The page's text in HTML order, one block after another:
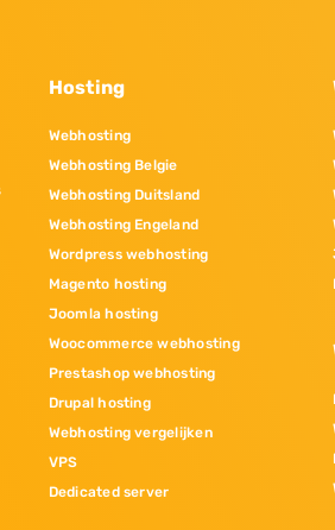
Hosting
Webhosting
Webhosting Belgie
Webhosting Duitsland
Webhosting Engeland
Wordpress webhosting
Magento hosting
Joomla hosting
Woocommerce webhosting
Prestashop webhosting
Drupal hosting
Webhosting vergelijken
VPS
Dedicated server